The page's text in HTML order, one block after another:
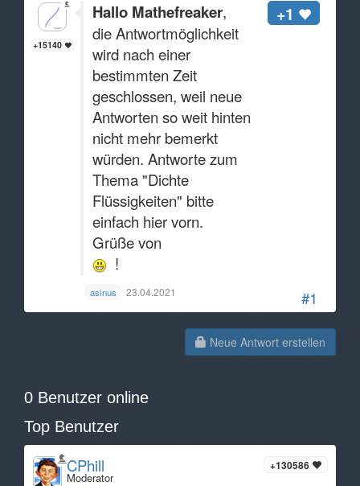
#1
+15140
+1
Hallo Mathefreaker,
die Antwortmöglichkeit
wird nach einer
bestimmten Zeit
geschlossen, weil neue
Antworten so weit hinten
nicht mehr bemerkt
würden. Antworte zum
Thema "Dichte
Flüssigkeiten" bitte
einfach hier vorn.
Grüße von
!
asinus 23.04.2021
Neue Antwort erstellen
0 Benutzer online
Top Benutzer
+130586
CPhill
Moderator